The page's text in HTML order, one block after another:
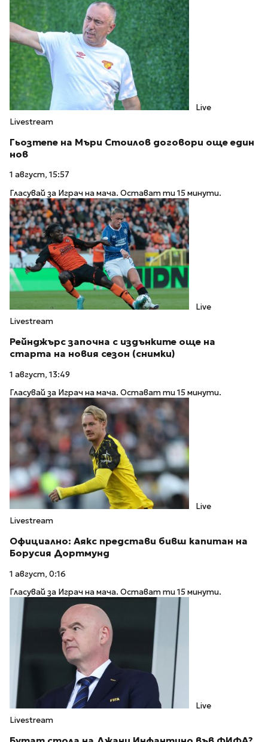
Live
Livestream
Гьозтепе на Мъри Стоилов договори още един
нов
1 август, 15:57
Гласувай за Играч на мача. Остават ти 15 минути.
Live
Livestream
Рейнджърс започна с издънките още на
старта на новия сезон (снимки)
1 август, 13:49
Гласувай за Играч на мача. Остават ти 15 минути.
Live
Livestream
Официално: Аякс представи бивш капитан на
Борусия Дортмунд
1 август, 0:16
Гласувай за Играч на мача. Остават ти 15 минути.
Live
Livestream